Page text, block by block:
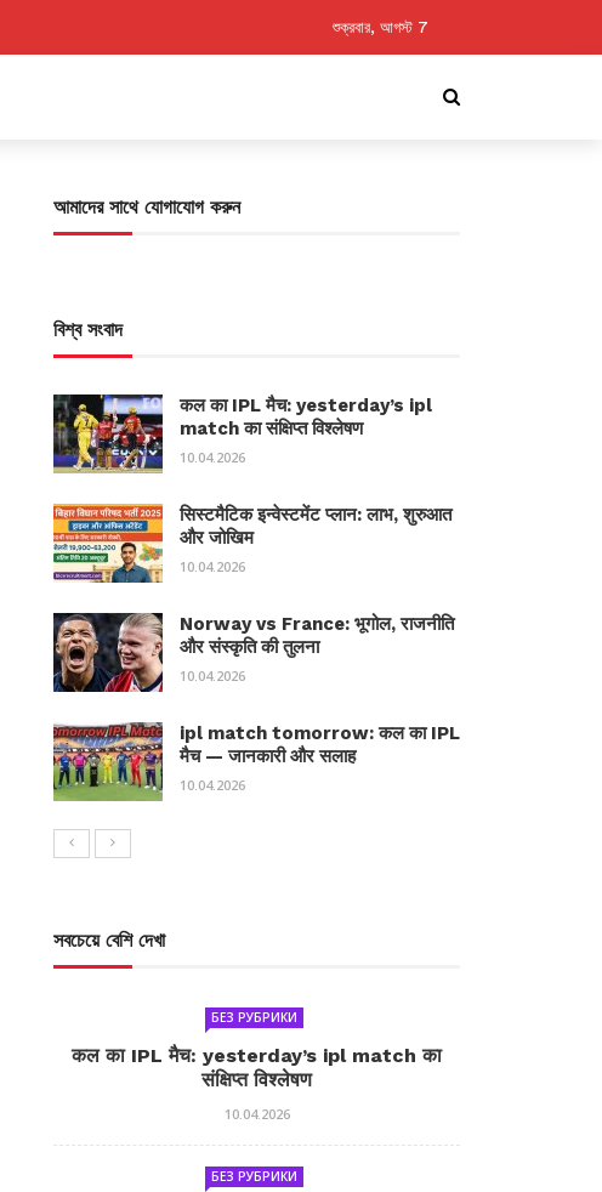
শুক্রবার, আগস্ট 7
আমাদের সাথে যোগাযোগ করুন
বিশ্ব সংবাদ
कल का IPL मैच: yesterday’s ipl
match का संक्षिप्त विश्लेषण
10.04.2026
सिस्टमैटिक इन्वेस्टमेंट प्लान: लाभ, शुरुआत
और जोखिम
10.04.2026
Norway vs France: भूगोल, राजनीति
और संस्कृति की तुलना
10.04.2026
ipl match tomorrow: कल का IPL
मैच — जानकारी और सलाह
10.04.2026
সবচেয়ে বেশি দেখা
БЕЗ РУБРИКИ
कल का IPL मैच: yesterday’s ipl match का
संक्षिप्त विश्लेषण
10.04.2026
БЕЗ РУБРИКИ